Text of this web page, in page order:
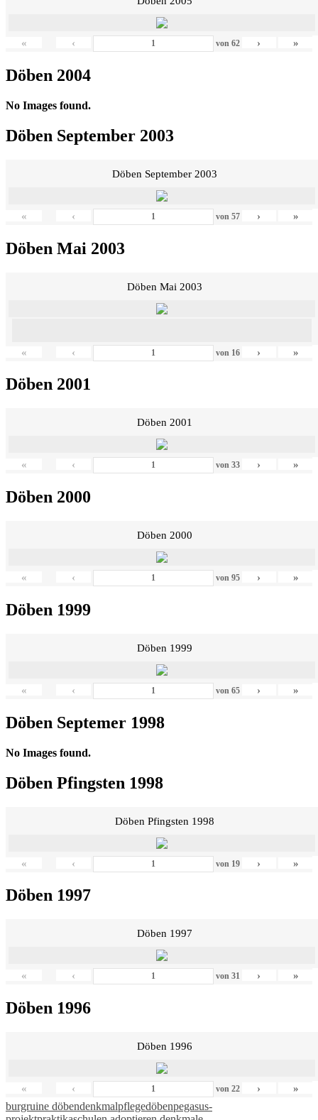
« ‹ von 62 › »
Döben 2004
No Images found.
Döben September 2003
Döben September 2003
« ‹ von 57 › »
Döben Mai 2003
Döben Mai 2003
« ‹ von 16 › »
Döben 2001
Döben 2001
« ‹ von 33 › »
Döben 2000
Döben 2000
« ‹ von 95 › »
Döben 1999
Döben 1999
« ‹ von 65 › »
Döben Septemer 1998
No Images found.
Döben Pfingsten 1998
Döben Pfingsten 1998
« ‹ von 19 › »
Döben 1997
Döben 1997
« ‹ von 31 › »
Döben 1996
Döben 1996
« ‹ von 22 › »
burgruine döbendenkmalpflegedöbenpegasus-